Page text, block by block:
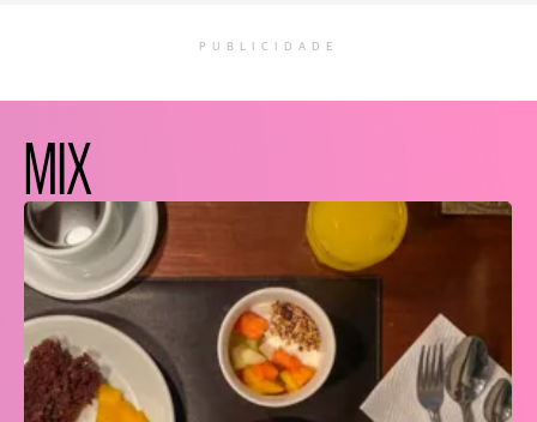
PUBLICIDADE
MIX